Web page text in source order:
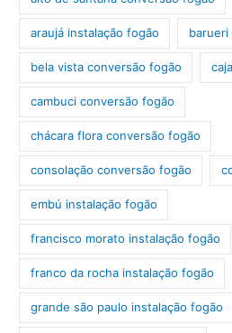
araujá instalação fogão barueri
bela vista conversão fogão
cambuci conversão fogão
chácara flora conversão fogão
consolação conversão fogão
embú instalação fogão
francisco morato instalação fogão
franco da rocha instalação fogão
grande são paulo instalação fogão